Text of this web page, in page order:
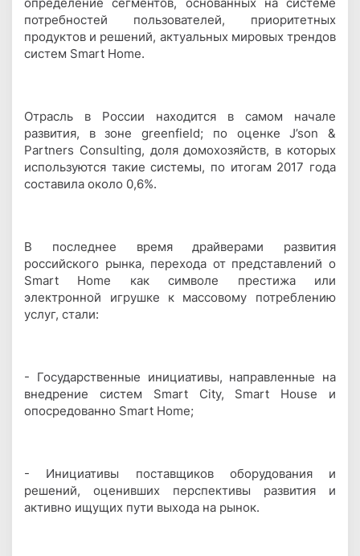
потребностей пользователей, приоритетных
продуктов и решений, актуальных мировых трендов
систем Smart Home.
Отрасль в России находится в самом начале
развития, в зоне greenfield; по оценке J’son &
Partners Consulting, доля домохозяйств, в которых
используются такие системы, по итогам 2017 года
составила около 0,6%.
В последнее время драйверами развития
российского рынка, перехода от представлений о
Smart Home как символе престижа или
электронной игрушке к массовому потреблению
услуг, стали:
- Государственные инициативы, направленные на
внедрение систем Smart City, Smart House и
опосредованно Smart Home;
- Инициативы поставщиков оборудования и
решений, оценивших перспективы развития и
активно ищущих пути выхода на рынок.